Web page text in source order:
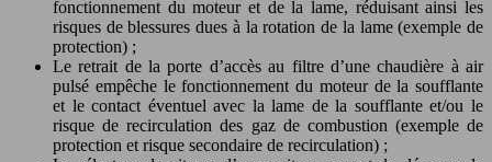
fonctionnement du moteur et de la lame, réduisant ainsi les
risques de blessures dues à la rotation de la lame (exemple de
protection) ;
Le retrait de la porte d’accès au filtre d’une chaudière à air
pulsé empêche le fonctionnement du moteur de la soufflante
et le contact éventuel avec la lame de la soufflante et/ou le
risque de recirculation des gaz de combustion (exemple de
protection et risque secondaire de recirculation) ;